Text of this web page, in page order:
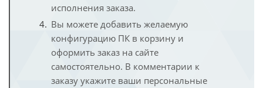
исполнения заказа.
Вы можете добавить желаемую
конфигурацию ПК в корзину и
оформить заказ на сайте
самостоятельно. В комментарии к
заказу укажите ваши персональные